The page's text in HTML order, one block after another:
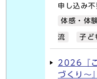
申し込み不
体感・体
流 子ど
2026『
づくり～